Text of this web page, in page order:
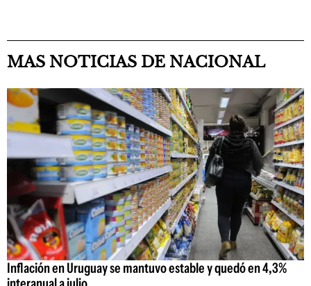
MAS NOTICIAS DE NACIONAL
Inflación en Uruguay se mantuvo estable y quedó en 4,3%